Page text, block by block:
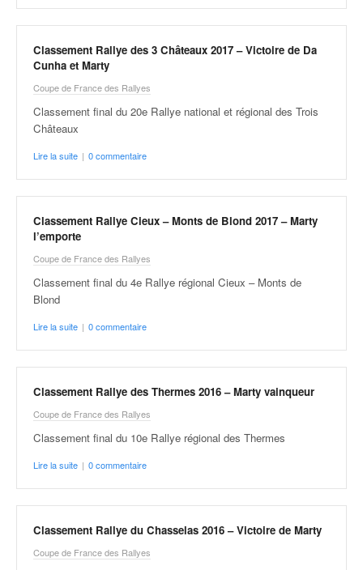
Classement Rallye des 3 Châteaux 2017 – Victoire de Da
Cunha et Marty
Coupe de France des Rallyes
Classement final du 20e Rallye national et régional des Trois
Châteaux
Lire la suite | 0 commentaire
Classement Rallye Cieux – Monts de Blond 2017 – Marty
l’emporte
Coupe de France des Rallyes
Classement final du 4e Rallye régional Cieux – Monts de
Blond
Lire la suite | 0 commentaire
Classement Rallye des Thermes 2016 – Marty vainqueur
Coupe de France des Rallyes
Classement final du 10e Rallye régional des Thermes
Lire la suite | 0 commentaire
Classement Rallye du Chasselas 2016 – Victoire de Marty
Coupe de France des Rallyes